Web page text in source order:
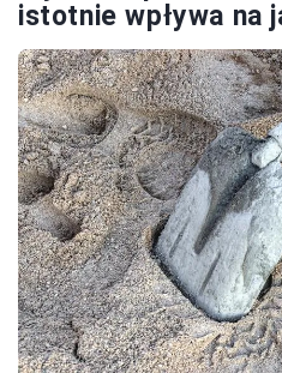
istotnie wpływa na